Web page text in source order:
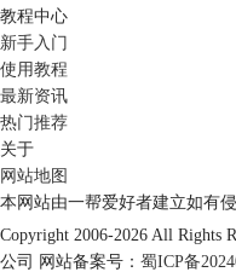
教程中心
新手入门
使用教程
最新资讯
热门推荐
关于
网站地图
本网站由一帮爱好者建立如有
Copyright 2006-2026 All Rights
公司
网站备案号： 蜀ICP备